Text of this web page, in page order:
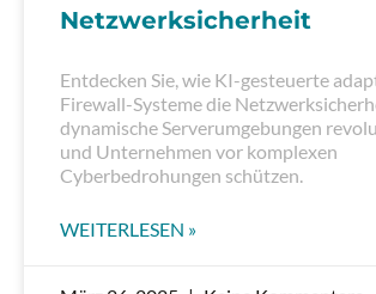
Netzwerksicherheit
Entdecken Sie, wie KI-gesteuerte
Firewall-Systeme die
dynamische Serverumgebungen
und Unternehmen vor komplexen
Cyberbedrohungen schützen.
WEITERLESEN »